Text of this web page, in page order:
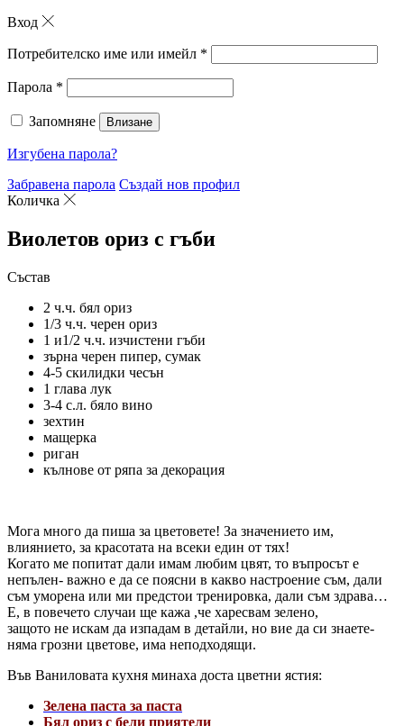
Вход
Потребителско име или имейл *
Парола *
Запомняне Влизане
Изгубена парола?
Забравена парола Създай нов профил
Количка
Виолетов ориз с гъби
Състав
2 ч.ч. бял ориз
1/3 ч.ч. черен ориз
1 и1/2 ч.ч. изчистени гъби
зърна черен пипер, сумак
4-5 скилидки чесън
1 глава лук
3-4 с.л. бяло вино
зехтин
мащерка
риган
кълнове от ряпа за декорация
Мога много да пиша за цветовете! За значението им,
влиянието, за красотата на всеки един от тях!
Когато ме попитат дали имам любим цвят, то въпросът е
непълен- важно е да се поясни в какво настроение съм, дали
съм уморена или ми предстои тренировка, дали съм здрава…
Е, в повечето случаи ще кажа ,че харесвам зелено,
защото не искам да изпадам в детайли, но вие да си знаете-
няма грозни цветове, има неподходящи.
Във Ваниловата кухня минаха доста цветни ястия:
Зелена паста за паста
Бял ориз с бели приятели